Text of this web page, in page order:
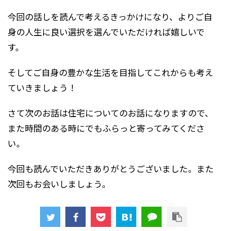
今回の話しを読んで考えるきっかけになり、よりご自
身の人生に良い選択を選んでいただければ嬉しいで
す。
そしてご自身の豊かな生活を目指してこれからも考え
ていきましょう！
さて次のお話は住宅についてのお話になりますので、
また時間のある時にでもふらっと寄ってみてくださ
い。
今回も読んでいただきありがとうございました。また
次回もお会いしましょう。